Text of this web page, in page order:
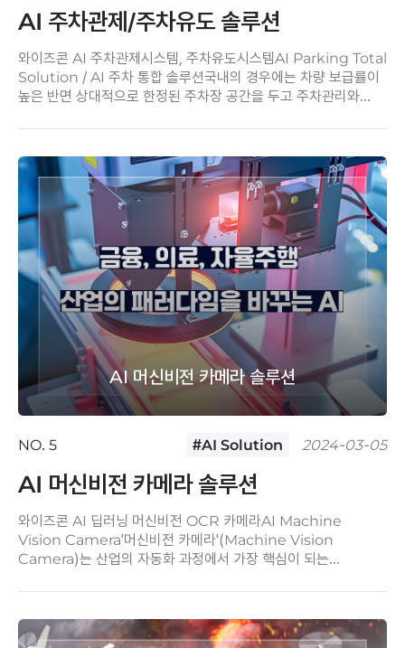
AI 주차관제/주차유도 솔루션
와이즈콘 AI 주차관제시스템, 주차유도시스템AI Parking Total
Solution / AI 주차 통합 솔루션국내의 경우에는 차량 보급률이
높은 반면 상대적으로 한정된 주차장 공간을 두고 주차관리와
AI 머신비전 카메라 솔루션
NO. 5 #AI Solution 2024-03-05
AI 머신비전 카메라 솔루션
와이즈콘 AI 딥러닝 머신비전 OCR 카메라AI Machine
Vision Camera'머신비전 카메라'(Machine Vision
Camera)는 산업의 자동화 과정에서 가장 핵심이 되는